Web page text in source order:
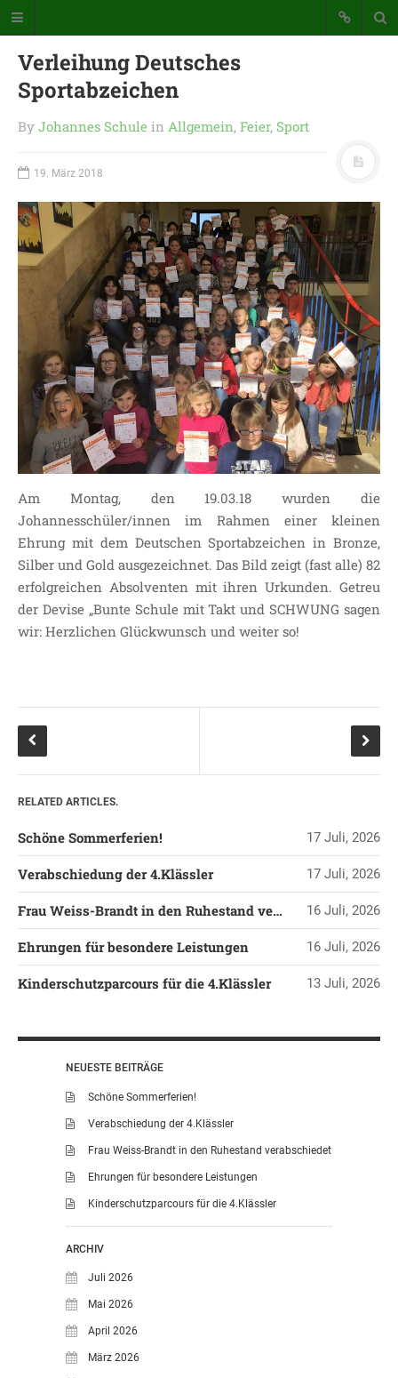
Katholische Grundschule der
Stadt Warstein
Bunte Schule mit Takt und Schwung
STARTSEITE
WICHTIGES AUS UNSERER
UNSER SCHULTAG
KONTAKT
SDUI
TERMINE
ELTERNBETEILIGUNG-
JOHANNESSCHULE
OGGS
SCHULSOZIALARBEIT
BÜRO
KLASSE 4 DURRANT
GRUNDSCHULE
SCHULPROGRAMM
OFFENE
GANZTAGSGRUNDSCHULE
OGGS DOWNLOADS
SCHULPFLEGSCHAFT
KOOPERATIONEN
DATENSCHUTZERKLÄRUNG
IMPRESSUM
Verleihung Deutsches
Sportabzeichen
By Johannes Schule in Allgemein, Feier, Sport
19. März 2018
Am Montag, den 19.03.18 wurden die
Johannesschüler/innen im Rahmen einer kleinen
Ehrung mit dem Deutschen Sportabzeichen in Bronze,
Silber und Gold ausgezeichnet. Das Bild zeigt (fast alle) 82
erfolgreichen Absolventen mit ihren Urkunden. Getreu
der Devise „Bunte Schule mit Takt und SCHWUNG sagen
wir: Herzlichen Glückwunsch und weiter so!
RELATED ARTICLES.
Schöne Sommerferien! 17 Juli, 2026
Verabschiedung der 4.Klässler 17 Juli, 2026
Frau Weiss-Brandt in den Ruhestand verabschiedet 16 Juli, 2026
Ehrungen für besondere Leistungen 16 Juli, 2026
Kinderschutzparcours für die 4.Klässler 13 Juli, 2026
NEUESTE BEITRÄGE
Schöne Sommerferien!
Verabschiedung der 4.Klässler
Frau Weiss-Brandt in den Ruhestand verabschiedet
Ehrungen für besondere Leistungen
Kinderschutzparcours für die 4.Klässler
ARCHIV
Juli 2026
Mai 2026
April 2026
März 2026